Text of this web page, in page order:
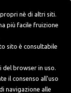
nè di altri siti.
più facile fruizione
sito è consultabile
del browser in uso.
il consenso all'uso
navigazione alle
Old
Dritto 12 mm